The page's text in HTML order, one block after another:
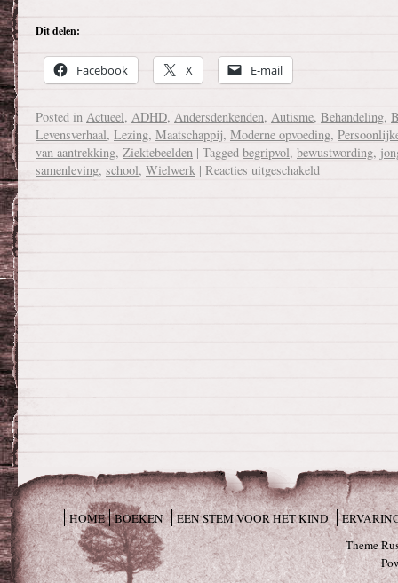
Dit delen:
Facebook X E-mail
Posted in Actueel, ADHD, Andersdenkenden, Autisme, Behandeling,
Levensverhaal, Lezing, Maatschappij, Moderne opvoeding,
van aantrekking, Ziektebeelden | Tagged begripvol, bewustwording,
samenleving, school, Wielwerk | Reacties uitgeschakeld
HOME BOEKEN EEN STEM VOOR HET KIND
Theme